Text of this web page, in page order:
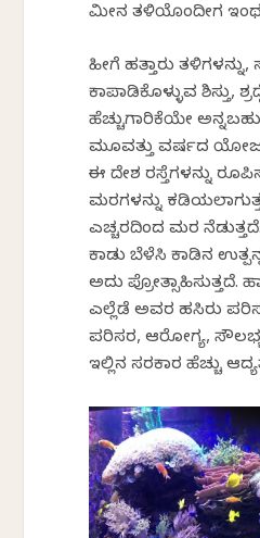
ಮೀನ ತಳಿಯೊಂದೀಗ
ಹೀಗೆ ಹತ್ತಾರು ತಳಿಗಳನ್ನು,
ಕಾಪಾಡಿಕೊಳ್ಳುವ ಶಿಸ್ತು,
ಹೆಚ್ಚುಗಾರಿಕೆಯೇ
ಮೂವತ್ತು ವರ್ಷದ
ಈ ದೇಶ ರಸ್ತೆಗಳನ್ನು
ಮರಗಳನ್ನು
ಎಚ್ಚರದಿಂದ ಮರ
ಕಾಡು ಬೆಳೆಸಿ ಕಾಡಿನ
ಅದು ಪ್ರೋತ್ಸಾಹಿಸುತ್ತದೆ.
ಎಲ್ಲೆಡೆ ಅವರ ಹಸಿರು
ಪರಿಸರ, ಆರೋಗ್ಯ, ಸೌಲಭ್ಯ
ಇಲ್ಲಿನ ಸರಕಾರ ಹೆಚ್ಚು